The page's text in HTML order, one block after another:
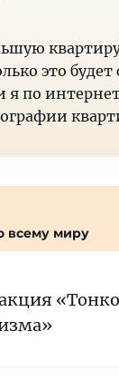
это будет
я по
всему миру